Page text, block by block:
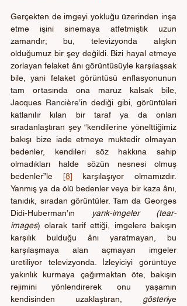
Gerçekten de imgeyi yokluğu üzerinden inşa
etme işini sinemaya atfetmiştik uzun
zamandır; bu, televizyonda alışkın
olduğumuz bir şey değildi. Bizi hayal etmeye
zorlayan felaket ânı görüntüsüyle karşılaşsak
bile, yani felaket görüntüsü enflasyonunun
tam ortasında ona maruz kalsak bile,
Jacques Rancière’in dediği gibi, görüntüleri
katlanılır kılan bir taraf ya da onları
sıradanlaştıran şey “kendilerine yönelttiğimiz
bakışı bize iade etmeye muktedir olmayan
bedenler, kendileri söz hakkına sahip
olmadıkları halde sözün nesnesi olmuş
bedenler”le [8] karşılaşıyor olmamızdır.
Yanmış ya da ölü bedenler veya bir kaza ânı,
tanıdık, sıradan görüntüler. Tam da Georges
Didi-Huberman’ın
yarık-imgeler (tear-
images) olarak tarif ettiği, imgelere bakışın
karşılık bulduğu ânı yaratmayan, bu
karşılaşmaya alan açmayan imgeler
üretiliyor televizyonda. İzleyiciyi görüntüye
yakınlık kurmaya çağırmaktan öte, bakışın
rejimini yönlendirerek onu yaşamın
kendisinden uzaklaştıran, gösteriye